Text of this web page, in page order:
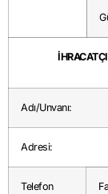
Adı/Unvanı:
Adresi:
Telefon